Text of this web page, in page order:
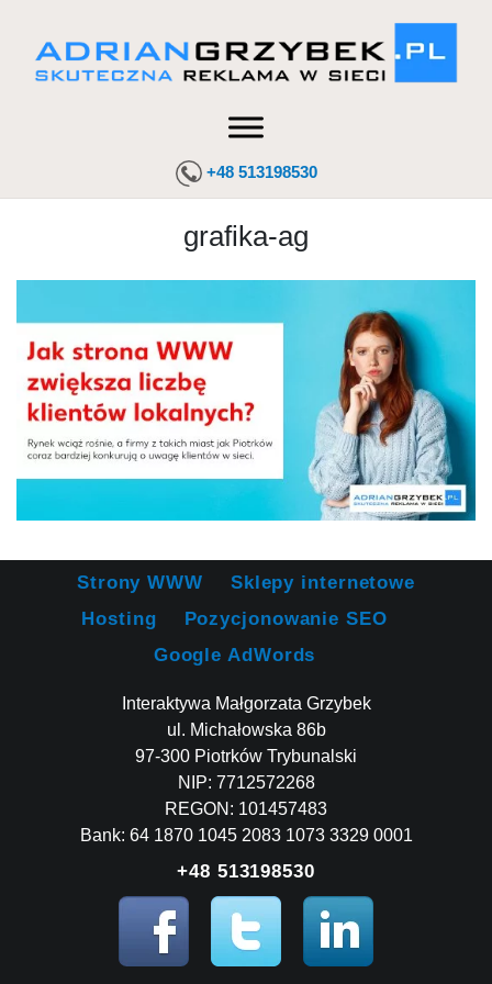
+48 513198530
grafika-ag
Strony WWW
Sklepy internetowe
Hosting
Pozycjonowanie SEO
Google AdWords
Interaktywa Małgorzata Grzybek
ul. Michałowska 86b
97-300 Piotrków Trybunalski
NIP: 7712572268
REGON: 101457483
Bank: 64 1870 1045 2083 1073 3329 0001
+48 513198530